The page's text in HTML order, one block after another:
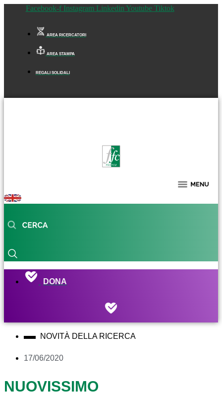
Facebook-f Instagram Linkedin Youtube Tiktok
AREA RICERCATORI
AREA STAMPA
REGALI SOLIDALI
DONA
NOVITÀ DELLA RICERCA
17/06/2020
NUOVISSIMO